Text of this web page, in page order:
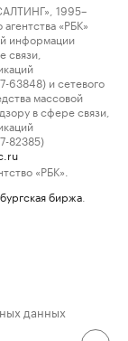
1995–
«РБК»
информации
связи,
63848) и сетевого
массовой
в сфере связи,
82385)
«РБК».
биржа
данных